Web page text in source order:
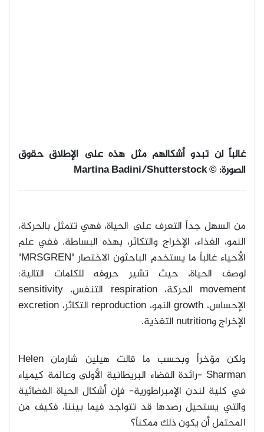
غالباً لن تبدو أشكالهم مثل هذه على الإطلاق حقوق
الصورة: © Martina Badini/Shutterstock
من السهل جداً التعرف على الحياة، فهي تتمثل بالحركة،
النمو، الغذاء، الإخراج والتكاثر، بهذه البساطة. ففي علم
الأحياء غالباً ما يستخدم الباحثون الاختصار"MRSGREN"
لوصف الحياة، حيث تشير حروفه للكلمات التالية:
movement الحركة،respiration التنفس، sensitivity
الإحساس، growth النمو، reproduction التكاثر، excretion
الإخراج وnutrition التغذية.
ولكن مؤخراً وبحسب ما قالت هيلين شارمان Helen
Sharman - رائدة الفضاء البريطانية الأولى وعالمة كيمياء
في كلية لندن الإمبراطورية- فإن أشكال الحياة الفضائية
والتي يستحيل رصدها قد تتواجد فيما بيننا، فكيف من
المحتمل أن يكون ذلك ممكناً؟